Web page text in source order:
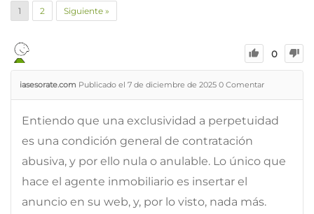
1 2 Siguiente »
0
iasesorate.com Publicado el 7 de diciembre de 2025 0 Comentar
Entiendo que una exclusividad a perpetuidad
es una condición general de contratación
abusiva, y por ello nula o anulable. Lo único que
hace el agente inmobiliario es insertar el
anuncio en su web, y, por lo visto, nada más.